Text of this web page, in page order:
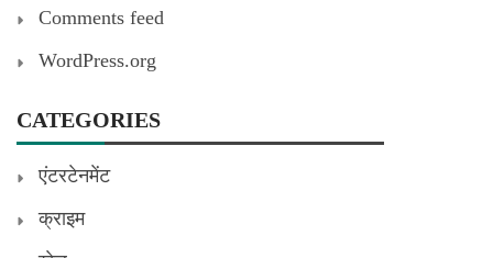
Comments feed
WordPress.org
CATEGORIES
एंटरटेनमेंट
क्राइम